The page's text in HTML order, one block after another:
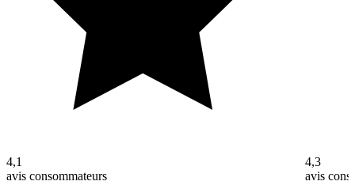
4,1
avis consommateurs
4,3
avis